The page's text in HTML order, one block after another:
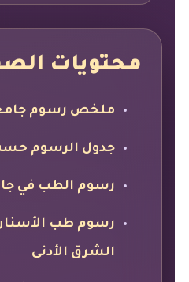
محتويات
ملخص رسوم
جدول الرسوم
رسوم الطب في
رسوم طب
الشرق الأدنى